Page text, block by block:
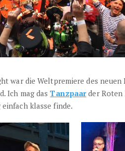
war die Weltpremiere des
Ich mag dasTanzpaarder Roten
klasse finde.